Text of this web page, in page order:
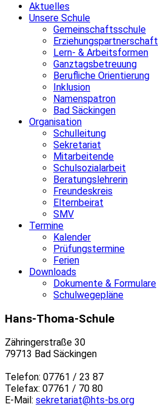
Aktuelles
Unsere Schule
Gemeinschaftsschule
Erziehungspartnerschaft
Lern- & Arbeitsformen
Ganztagsbetreuung
Berufliche Orientierung
Inklusion
Namenspatron
Bad Säckingen
Organisation
Schulleitung
Sekretariat
Mitarbeitende
Schulsozialarbeit
Beratungslehrerin
Freundeskreis
Elternbeirat
SMV
Termine
Kalender
Prüfungstermine
Ferien
Downloads
Dokumente & Formulare
Schulwegepläne
Hans-Thoma-Schule
Zähringerstraße 30
79713 Bad Säckingen
Telefon: 07761 / 23 87
Telefax: 07761 / 70 80
E-Mail: sekretariat@hts-bs.org